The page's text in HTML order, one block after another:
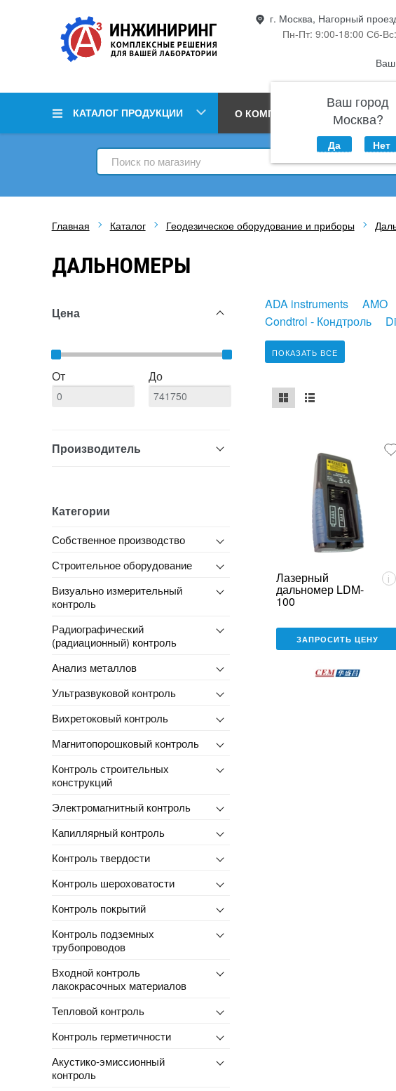
г. Москва, Нагорный
Пн-Пт: 9:00-18:00 Сб-
Ваш
Ваш город
Москва?
Да Нет
КАТАЛОГ ПРОДУКЦИИ О КОМПАНИИ
Главная Каталог Геодезическое оборудование и приборы
ДАЛЬНОМЕРЫ
Цена
От До
Производитель
Категории
Собственное производство
Строительное оборудование
Визуально измерительный
контроль
Радиографический
(радиационный) контроль
Анализ металлов
Ультразвуковой контроль
Вихретоковый контроль
Магнитопорошковый контроль
Контроль строительных
конструкций
Электромагнитный контроль
Капиллярный контроль
Контроль твердости
Контроль шероховатости
Контроль покрытий
Контроль подземных
трубопроводов
Входной контроль
лакокрасочных материалов
Тепловой контроль
Контроль герметичности
Акустико-эмиссионный
контроль
ADA instruments AMO
Condtrol - Кондтроль
ПОКАЗАТЬ ВСЕ
Лазерный
дальномер LDM-
100
i
ЗАПРОСИТЬ ЦЕНУ